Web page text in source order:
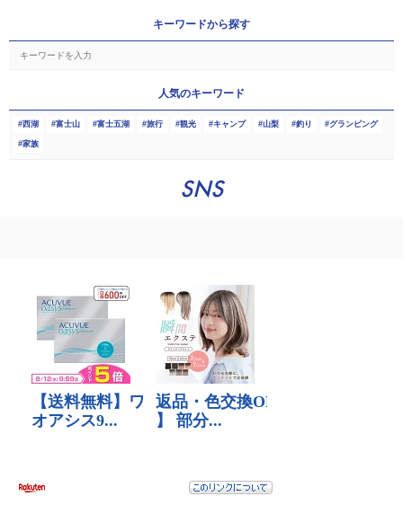
キーワードから探す
人気のキーワード
西湖 富士山 富士五湖 旅行 観光 キャンプ 山梨 釣り グランピング
家族
SNS